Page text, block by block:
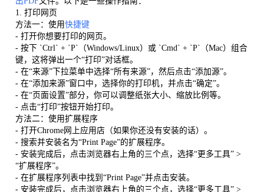
1. 打印网页
方法一：使用快捷键
- 打开你想要打印的网页。
- 按下 `Ctrl` + `P`（Windows/Linux）或 `Cmd` + `P`（Mac）组合
键，这将弹出一个“打印”对话框。
- 在“来源”下拉菜单中选择“所有来源”，然后点击“添加源”。
- 在“添加来源”窗口中，选择你的打印机，并点击“确定”。
- 在“页面设置”部分，你可以调整纸张大小、缩放比例等。
- 点击“打印”按钮开始打印。
方法二：使用扩展程序
- 打开Chrome网上应用店（如果你还没有安装的话）。
- 搜索并安装名为“Print Page”的扩展程序。
- 安装完成后，点击浏览器右上角的三个点，选择“更多工具” >
“扩展程序”。
- 在扩展程序列表中找到“Print Page”并点击安装。
- 安装完成后，点击浏览器右上角的三个点，选择“更多工具” >